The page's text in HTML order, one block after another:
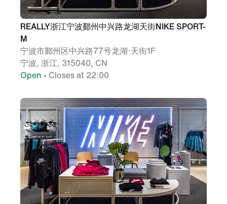
REALLY浙江宁波鄞州中兴路龙湖天街NIKE SPORT-
M
宁波市鄞州区中兴路77号龙湖·天街1F
宁波, 浙江, 315040, CN
Open • Closes at 22:00